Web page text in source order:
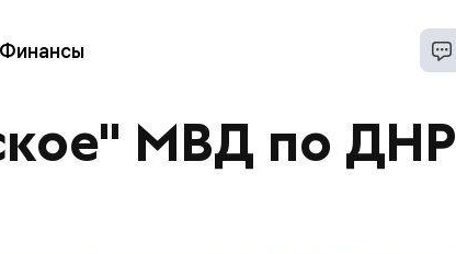
Финансы
МВД по ДНР